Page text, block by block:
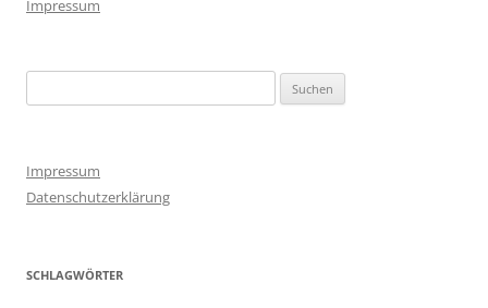
Impressum
nach:
Impressum
Datenschutzerklärung
SCHLAGWÖRTER